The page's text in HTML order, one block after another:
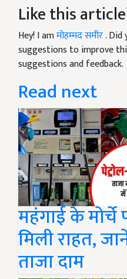
Like this
Hey! I amमोहम्मद समीर. Did
suggestions to improve
suggestions and feedback.
Read next
महंगाई के
मिली राहत,
ताजा दाम